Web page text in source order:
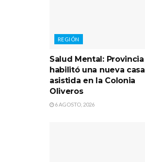
REGIÓN
Salud Mental: Provincia
habilitó una nueva casa
asistida en la Colonia
Oliveros
6 AGOSTO, 2026